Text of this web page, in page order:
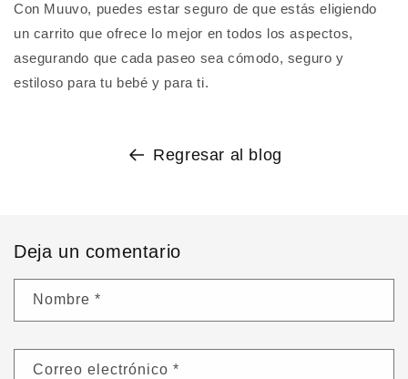
Con Muuvo, puedes estar seguro de que estás eligiendo
un carrito que ofrece lo mejor en todos los aspectos,
asegurando que cada paseo sea cómodo, seguro y
estiloso para tu bebé y para ti.
Regresar al blog
Deja un comentario
Nombre *
Correo electrónico *